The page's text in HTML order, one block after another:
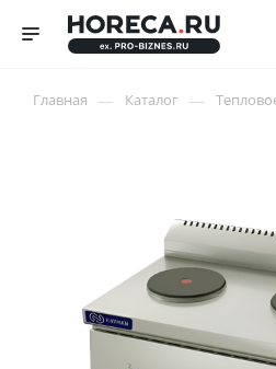
Главная — Каталог —